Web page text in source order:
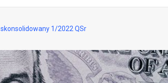
1/2022 QSr